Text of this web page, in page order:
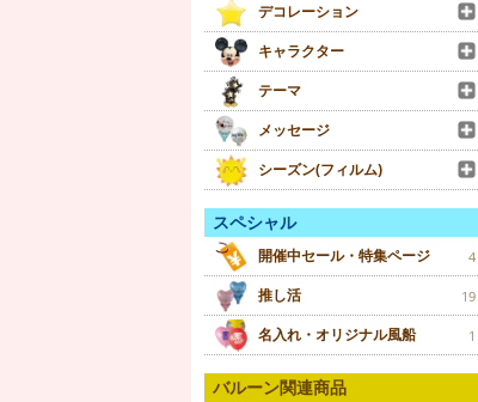
デコレーション
キャラクター
テーマ
メッセージ
シーズン(フィルム)
スペシャル
開催中セール・特集ページ 4
推し活 19
名入れ・オリジナル風船 1
バルーン関連商品